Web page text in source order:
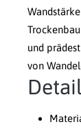
und
von